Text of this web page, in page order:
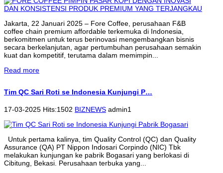
Jakarta, 22 Januari 2025 – Fore Coffee, perusahaan F&B
coffee chain premium affordable terkemuka di Indonesia,
berkomitmen untuk terus berinovasi mengembangkan bisnis
secara berkelanjutan, agar pertumbuhan perusahaan semakin
kuat dan kompetitif, terutama dalam memimpin...
Read more
Tim QC Sari Roti se Indonesia Kunjungi P…
17-03-2025 Hits:1502 BIZNEWS admin1
Untuk pertama kalinya, tim Quality Control (QC) dan Quality
Assurance (QA) PT Nippon Indosari Corpindo (NIC) Tbk
melakukan kunjungan ke pabrik Bogasari yang berlokasi di
Cibitung, Bekasi. Perusahaan terbuka yang...